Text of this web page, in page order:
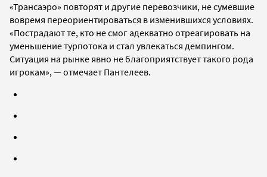
«Трансаэро» повторят и другие перевозчики, не сумевшие
вовремя переориентироваться в изменившихся условиях.
«Пострадают те, кто не смог адекватно отреагировать на
уменьшение турпотока и стал увлекаться демпингом.
Ситуация на рынке явно не благоприятствует такого рода
игрокам», — отмечает Пантелеев.